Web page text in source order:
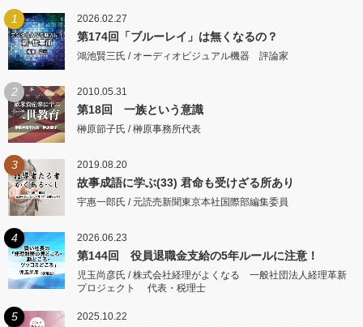
1 2026.02.27
第174回「ブルーレイ」は無くなるの？
鴻池賢三氏 / オーディオビジュアル機器 評論家
2 2010.05.31
第18回 一族という意識
榊原節子氏 / 榊原事務所代表
3 2019.08.20
故事成語に学ぶ(33) 君命も受けざる所あり
宇惠一郎氏 / 元読売新聞東京本社国際部編集委員
4 2026.06.23
第144回 役員退職金支給の5年ルールに注意！
児玉尚彦氏 / 株式会社経理がよくなる 一般社団法人経理革新
プロジェクト 代表・税理士
5 2025.10.22